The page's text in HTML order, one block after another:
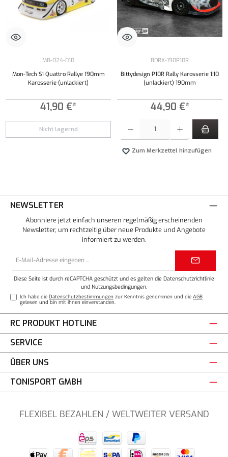
MB-024-010
Mon-Tech S1 Quattro Rallye 190mm
Karosserie (unlackiert)
41,90 €*
Nicht lagernd
BDRX-190P10R
Bittydesign P10R Rally Karosserie 1:10
(unlackiert) 190mm
44,90 €*
Zum Merkzettel hinzufügen
NEWSLETTER
Abonniere jetzt einfach unseren regelmäßig erscheinenden
Newsletter, um rechtzeitig über neue Produkte und Angebote
informiert zu werden.
Diese Seite ist durch reCAPTCHA geschützt und es gelten die Datenschutzrichtlinie
und Nutzungsbedingungen
Ich habe dieDatenschutzbestimmungen zur Kenntnis genommen und dieAGB
gelesen und bin mit ihnen einverstanden.
RC PRODUKT HOTLINE
SERVICE
ÜBER UNS
TONISPORT GMBH
FLEXIBEL BEZAHLEN / WELTWEITER VERSAND